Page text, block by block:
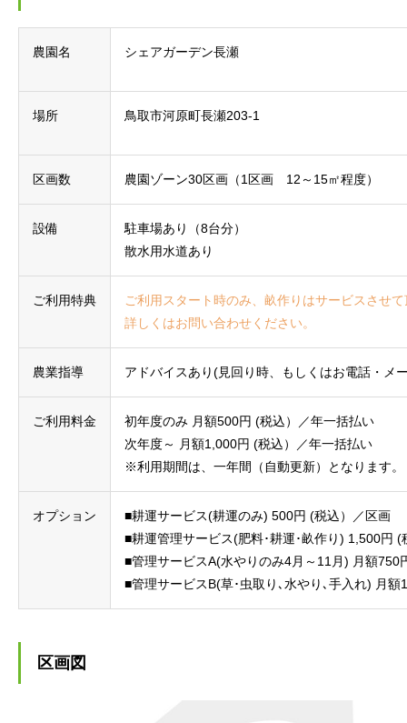
農園名 シェアガーデン長瀬
場所 鳥取市河原町長瀬203-1
区画数 農園ゾーン30区画（1区画 12～15㎡程度）
設備
駐車場あり（8台分）
散水用水道あり
ご利用特典
ご利用スタート時のみ、畝作りはサービスさせ
詳しくはお問い合わせください。
農業指導 アドバイスあり(見回り時、もしくはお電話・メ
ご利用料金
初年度のみ 月額500円 (税込）／年一括払い
次年度～ 月額1,000円 (税込）／年一括払い
※利用期間は、一年間（自動更新）となります。
オプション
■耕運サービス(耕運のみ) 500円 (税込）／区画
■耕運管理サービス(肥料･耕運･畝作り) 1,500円 (
■管理サービスA(水やりのみ4月～11月) 月額750
■管理サービスB(草･虫取り､水やり､手入れ) 月
区画図